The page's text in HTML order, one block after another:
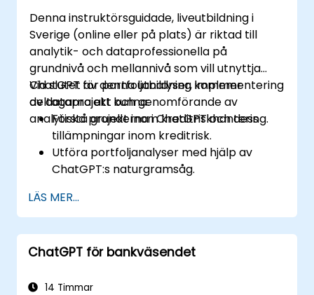
Denna instruktörsguidade, liveutbildning i
Sverige (online eller på plats) är riktad till
analytik- och dataprofessionella på
grundnivå och mellannivå som vill utnyttja
ChatGPT för portfoljanalyser, implementering
av dataprojekt och genomförande av
analytiska projekt inom kreditriskhantering.
Vid slutet av denna utbildning kommer
deltagarna att kunna:
Förstå grunderna i ChatGPT och dess
tillämpningar inom kreditrisk.
Utföra portfoljanalyser med hjälp av
ChatGPT:s naturgramsåg.
projekt med ChatGPT:s stöd.
Optimera beslutsfattande processer
med ChatGPT i kreditriskarbetsflödet.
Identifiera bästa praxis för att integrera
LÄS MER...
ChatGPT för bankväsendet
14 Timmar